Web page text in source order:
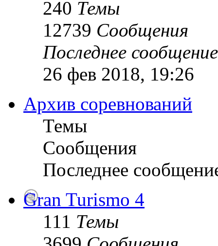
240 Темы
12739 Сообщения
Последнее сообщение
26 фев 2018, 19:26
Архив соревнований
Темы
Сообщения
Последнее
Gran Turismo 4
111 Темы